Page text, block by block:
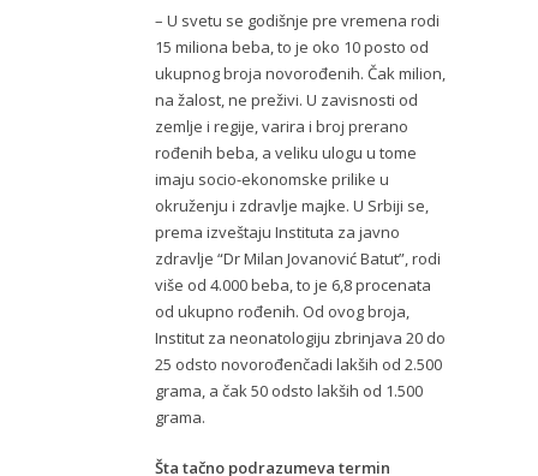
– U svetu se godišnje pre vremena rodi
15 miliona beba, to je oko 10 posto od
ukupnog broja novorođenih. Čak milion,
na žalost, ne preživi. U zavisnosti od
zemlje i regije, varira i broj prerano
rođenih beba, a veliku ulogu u tome
imaju socio-ekonomske prilike u
okruženju i zdravlje majke. U Srbiji se,
prema izveštaju Instituta za javno
zdravlje “Dr Milan Jovanović Batut”, rodi
više od 4.000 beba, to je 6,8 procenata
od ukupno rođenih. Od ovog broja,
Institut za neonatologiju zbrinjava 20 do
25 odsto novorođenčadi lakših od 2.500
grama, a čak 50 odsto lakših od 1.500
grama.
Šta tačno podrazumeva termin